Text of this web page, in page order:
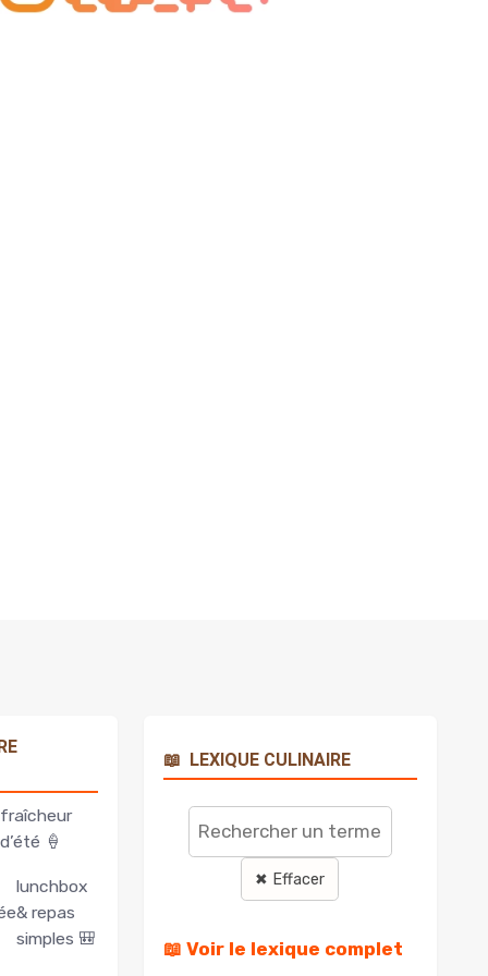
fraîcheur
d’été 🍦
lunchbox
& repas
simples 🎒
📖 LEXIQUE CULINAIRE
Rechercher
terme
✖ Effacer
📖 Voir le lexique complet